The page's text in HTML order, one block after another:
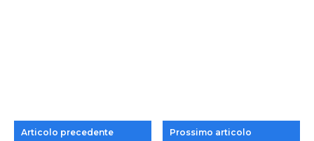
Articolo precedente Prossimo articolo